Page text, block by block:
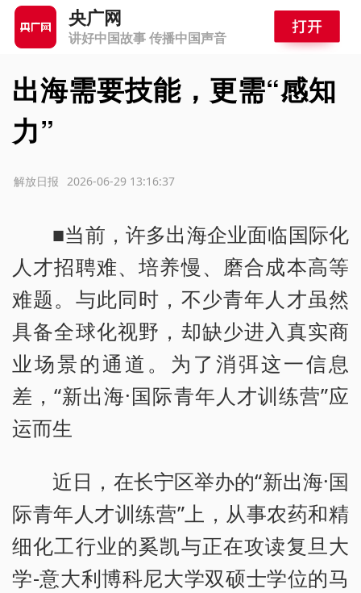
央广网
讲好中国故事 传播中国声音
出海需要技能，更需“感知
力”
2026-06-29 13:16:37
解放日报
■当前，许多出海企业面临国际化
人才招聘难、培养慢、磨合成本高等
难题。与此同时，不少青年人才虽然
具备全球化视野，却缺少进入真实商
业场景的通道。为了消弭这一信息
差，“新出海·国际青年人才训练营”应
运而生
近日，在长宁区举办的“新出海·国
际青年人才训练营”上，从事农药和精
细化工行业的奚凯与正在攻读复旦大
学-意大利博科尼大学双硕士学位的马